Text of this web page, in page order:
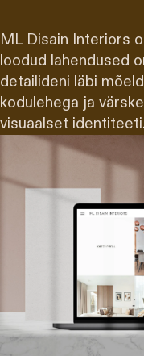
ML Disain Interiors
loodud lahendused
detailideni läbi
kodulehega ja
visuaalset identiteeti.